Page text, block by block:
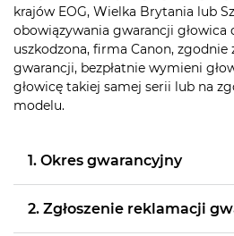
krajów EOG, Wielka Brytania lub
obowiązywania gwarancji głowica
uszkodzona, firma Canon,
gwarancji, bezpłatnie wymieni
głowicę takiej samej serii lub na
modelu.
1. Okres gwarancyjny
2. Zgłoszenie reklamacji